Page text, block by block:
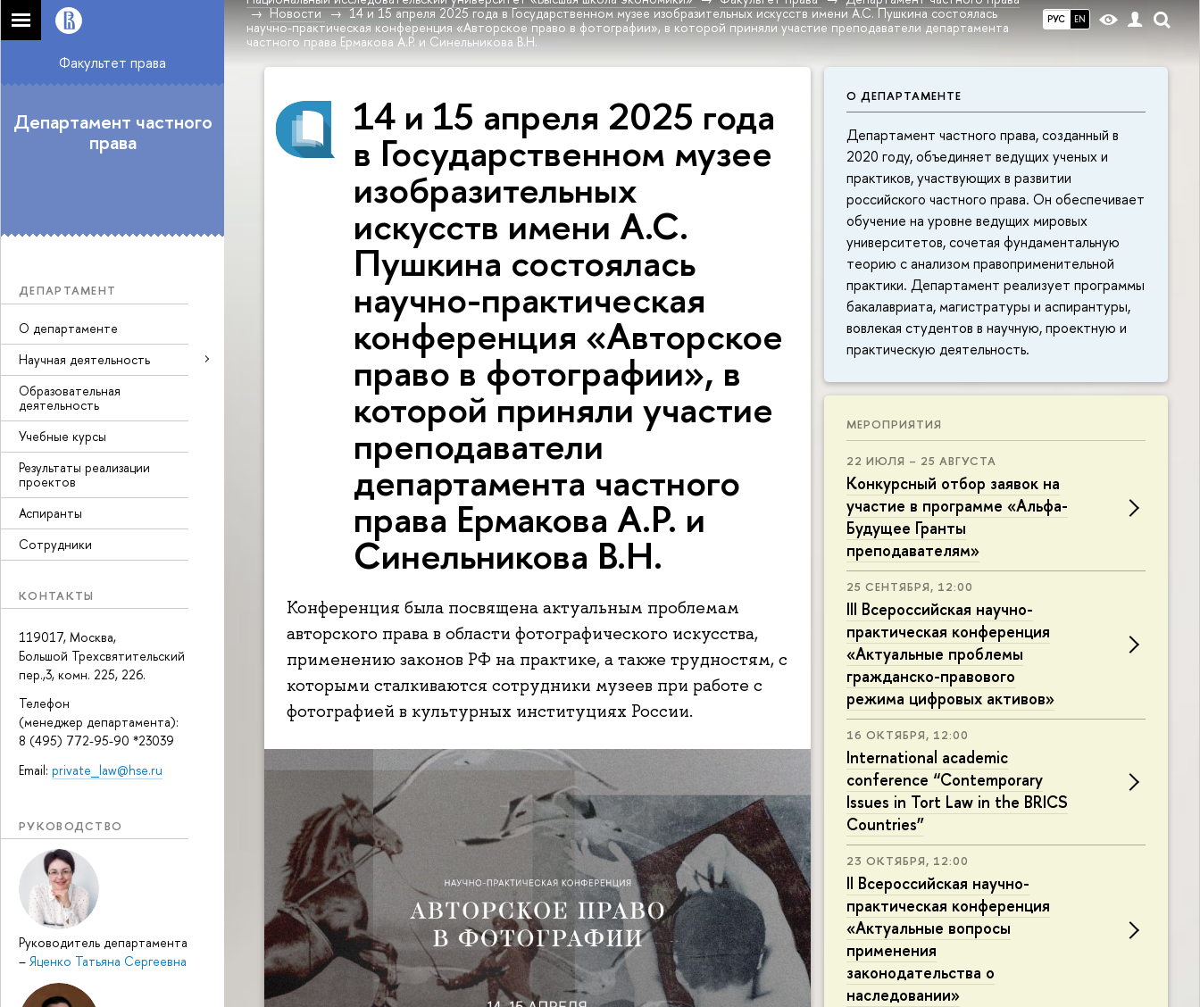
РУС EN
Новости
14 и 15 апреля 2025 года в Государственном музее изобразительных искусств имени А.С. Пушкина состоялась
научно-практическая конференция «Авторское право в фотографии», в которой приняли участие преподаватели департамента
частного права Ермакова А.Р. и Синельникова В.Н.
Факультет права
Департамент частного
права
ДЕПАРТАМЕНТ
О департаменте
Научная деятельность
Образовательная
деятельность
Учебные курсы
Результаты реализации
проектов
Аспиранты
Сотрудники
КОНТАКТЫ
119017, Москва,
Большой Трехсвятительский
пер.,3, комн. 225, 226.
Телефон
(менеджер департамента):
8 (495) 772-95-90 *23039
Email: private_law@hse.ru
РУКОВОДСТВО
Руководитель департамента
– Яценко Татьяна Сергеевна
О ДЕПАРТАМЕНТЕ
Департамент частного права, созданный в
2020 году, объединяет ведущих ученых и
практиков, участвующих в развитии
российского частного права. Он обеспечивает
обучение на уровне ведущих мировых
университетов, сочетая фундаментальную
теорию с анализом правоприменительной
практики. Департамент реализует программы
бакалавриата, магистратуры и аспирантуры,
вовлекая студентов в научную, проектную и
практическую деятельность.
МЕРОПРИЯТИЯ
22 ИЮЛЯ – 25 АВГУСТА
Конкурсный отбор заявок на
участие в программе «Альфа-
Будущее Гранты
преподавателям»
25 СЕНТЯБРЯ, 12:00
III Всероссийская научно-
практическая конференция
«Актуальные проблемы
гражданско-правового
режима цифровых активов»
16 ОКТЯБРЯ, 12:00
International academic
conference “Contemporary
Issues in Tort Law in the BRICS
Countries”
23 ОКТЯБРЯ, 12:00
II Всероссийская научно-
практическая конференция
«Актуальные вопросы
применения
законодательства о
наследовании»
14 и 15 апреля 2025 года
в Государственном музее
изобразительных
искусств имени А.С.
Пушкина состоялась
научно-практическая
конференция «Авторское
право в фотографии», в
которой приняли участие
преподаватели
департамента частного
права Ермакова А.Р. и
Синельникова В.Н.
Конференция была посвящена актуальным проблемам
авторского права в области фотографического искусства,
применению законов РФ на практике, а также трудностям, с
которыми сталкиваются сотрудники музеев при работе с
фотографией в культурных институциях России.